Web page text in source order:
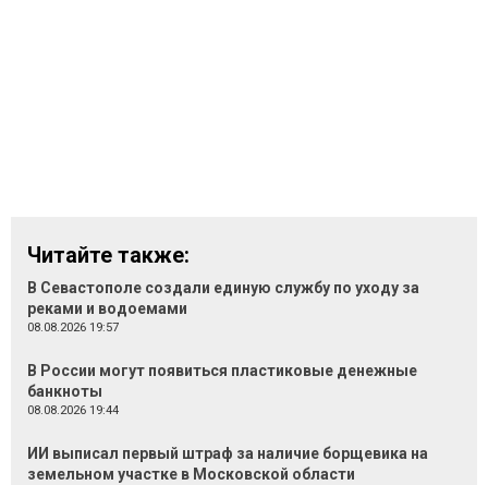
Читайте также:
В Севастополе создали единую службу по уходу за
реками и водоемами
08.08.2026 19:57
В России могут появиться пластиковые денежные
банкноты
08.08.2026 19:44
ИИ выписал первый штраф за наличие борщевика на
земельном участке в Московской области